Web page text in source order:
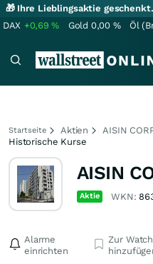
🎁 Ihre Lieblingsaktie
DAX +0,69% Gold 0,00 % Öl
Startseite Aktien
AISIN
Historische Kurse
AISIN
Aktie WKN:
Alarme
einrichten
Zur